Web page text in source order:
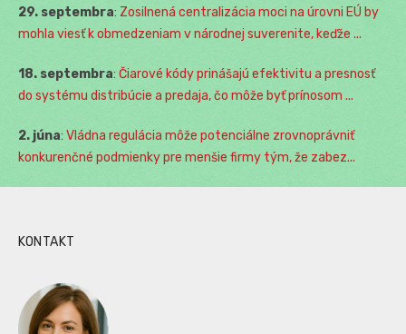
29. septembra: Zosilnená centralizácia moci na úrovni EÚ by
mohla viesť k obmedzeniam v národnej suverenite, keďže ...
18. septembra: Čiarové kódy prinášajú efektivitu a presnosť
do systému distribúcie a predaja, čo môže byť prínosom ...
2. júna: Vládna regulácia môže potenciálne zrovnoprávniť
konkurenčné podmienky pre menšie firmy tým, že zabez...
KONTAKT